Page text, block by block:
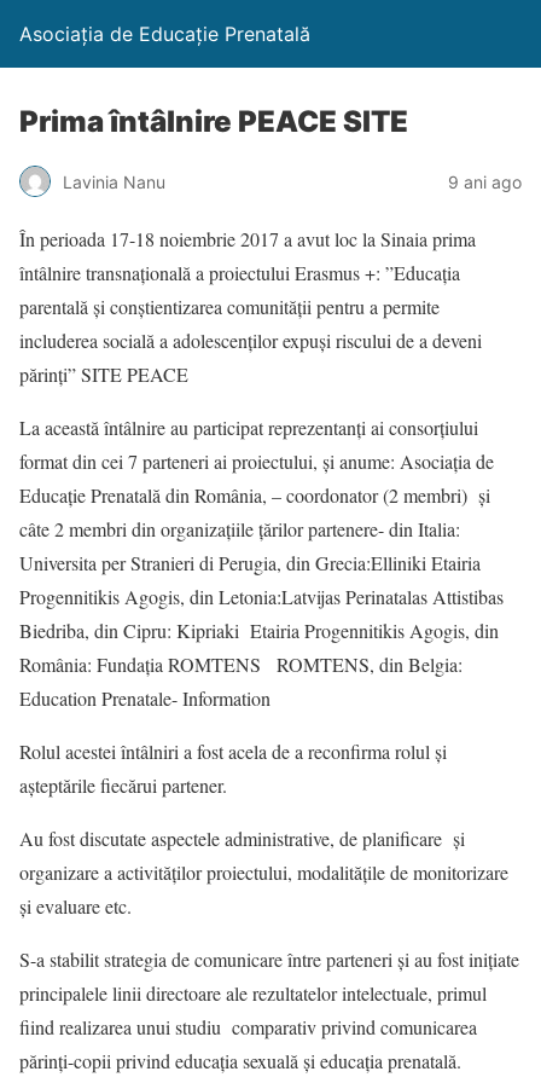
Asociația de Educație Prenatală
Prima întâlnire PEACE SITE
Lavinia Nanu 9 ani ago
În perioada 17-18 noiembrie 2017 a avut loc la Sinaia prima
întâlnire transnațională a proiectului Erasmus +: ”Educația
parentală și conștientizarea comunității pentru a permite
includerea socială a adolescenților expuși riscului de a deveni
părinți” SITE PEACE
La această întâlnire au participat reprezentanți ai consorțiului
format din cei 7 parteneri ai proiectului, și anume: Asociația de
Educație Prenatală din România, – coordonator (2 membri) și
câte 2 membri din organizațiile țărilor partenere- din Italia:
Universita per Stranieri di Perugia, din Grecia:Elliniki Etairia
Progennitikis Agogis, din Letonia:Latvijas Perinatalas Attistibas
Biedriba, din Cipru: Kipriaki Etairia Progennitikis Agogis, din
România: Fundația ROMTENS ROMTENS, din Belgia:
Education Prenatale- Information
Rolul acestei întâlniri a fost acela de a reconfirma rolul și
așteptările fiecărui partener.
Au fost discutate aspectele administrative, de planificare și
organizare a activităților proiectului, modalitățile de monitorizare
și evaluare etc.
S-a stabilit strategia de comunicare între parteneri și au fost inițiate
principalele linii directoare ale rezultatelor intelectuale, primul
fiind realizarea unui studiu comparativ privind comunicarea
părinți-copii privind educația sexuală și educația prenatală.